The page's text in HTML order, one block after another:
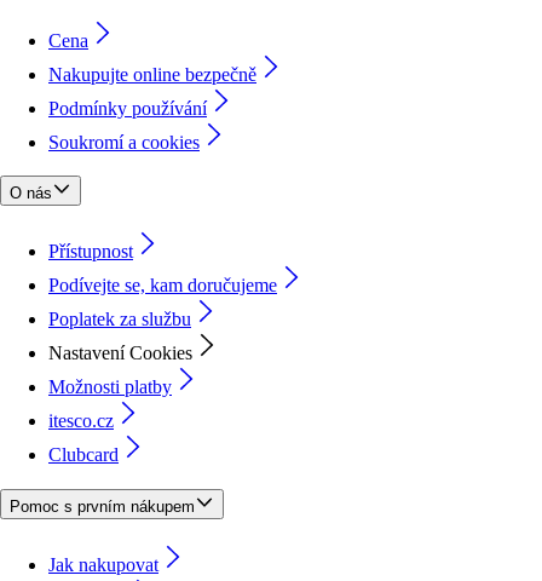
Cena
Nakupujte online bezpečně
Podmínky používání
Soukromí a cookies
O nás
Přístupnost
Podívejte se, kam doručujeme
Poplatek za službu
Nastavení Cookies
Možnosti platby
itesco.cz
Clubcard
Pomoc s prvním nákupem
Jak nakupovat